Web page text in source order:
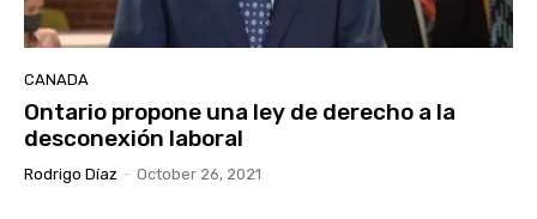
CANADA
Ontario propone una ley de derecho a la
desconexión laboral
Rodrigo Díaz - October 26, 2021